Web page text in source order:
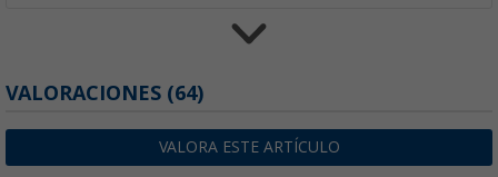
Bomba a batería Berger PWR Max (con
69,99€ 79,
VALORACIONES (64)
VALORA ESTE ARTÍCULO